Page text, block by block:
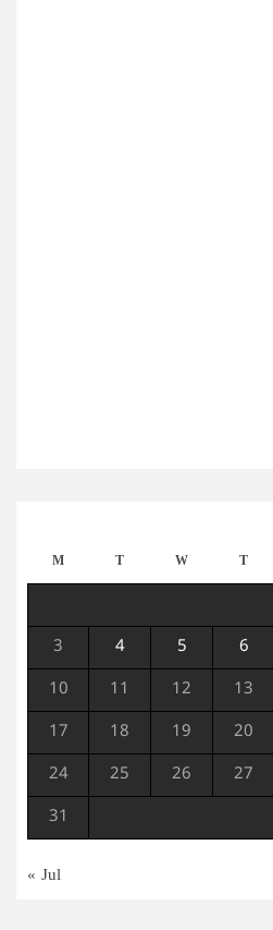
M T W T
3 4 5 6
10 11 12 13
17 18 19 20
24 25 26 27
31
« Jul